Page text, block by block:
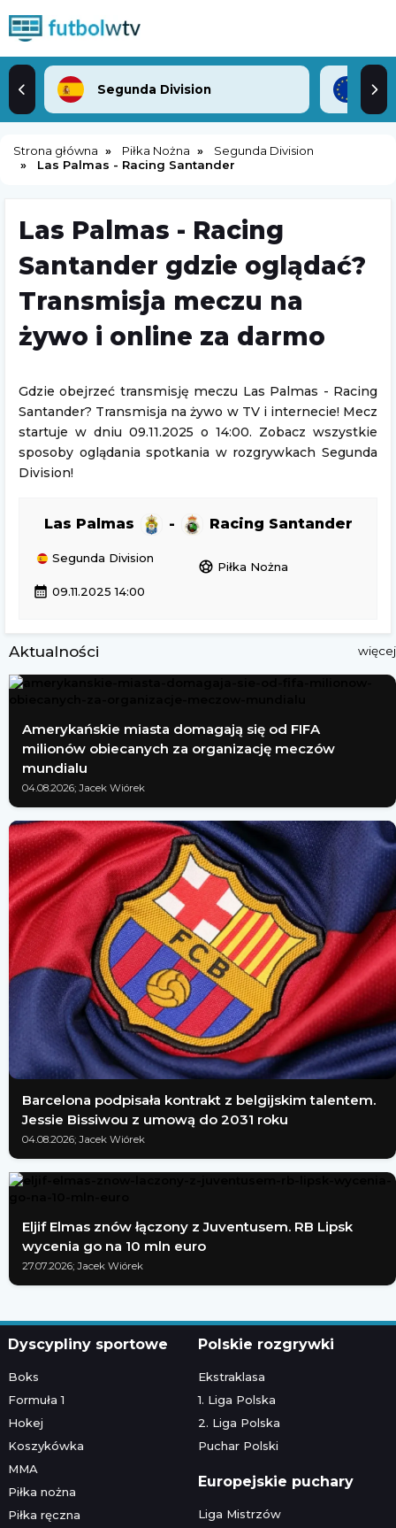
Segunda Division
Strona główna Piłka Nożna
Segunda Division
Las Palmas - Racing Santander
Las Palmas - Racing
Santander gdzie oglądać?
Transmisja meczu na
żywo i online za darmo
Gdzie obejrzeć transmisję meczu Las Palmas - Racing
Santander? Transmisja na żywo w TV i internecie! Mecz
startuje w dniu 09.11.2025 o 14:00. Zobacz wszystkie
sposoby oglądania spotkania w rozgrywkach Segunda
Division!
Las Palmas - Racing Santander
Segunda Division
sports_soccer Piłka Nożna
calendar_month 09.11.2025 14:00
Aktualności więcej
Amerykańskie miasta domagają się od FIFA
milionów obiecanych za organizację meczów
mundialu
04.08.2026; Jacek Wiórek
Barcelona podpisała kontrakt z belgijskim talentem.
Jessie Bissiwou z umową do 2031 roku
04.08.2026; Jacek Wiórek
Eljif Elmas znów łączony z Juventusem. RB Lipsk
wycenia go na 10 mln euro
27.07.2026; Jacek Wiórek
Dyscypliny sportowe
Boks
Formuła 1
Hokej
Koszykówka
MMA
Piłka nożna
Piłka ręczna
Polskie rozgrywki
Ekstraklasa
1. Liga Polska
2. Liga Polska
Puchar Polski
Europejskie puchary
Liga Mistrzów